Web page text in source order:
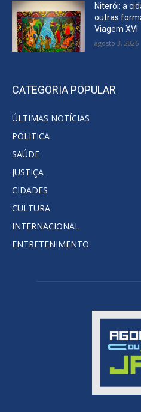
Niterói: a
outras
Viagem XVI
agosto 3, 2026
CATEGORIA POPULAR
ÚLTIMAS NOTÍCIAS
POLITICA
SAÚDE
JUSTIÇA
CIDADES
CULTURA
INTERNACIONAL
ENTRETENIMENTO